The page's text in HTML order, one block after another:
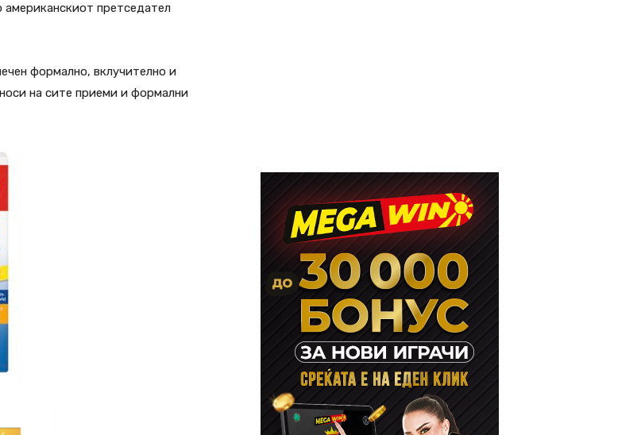
претседател
формално, вклучително и
на сите приеми и формални